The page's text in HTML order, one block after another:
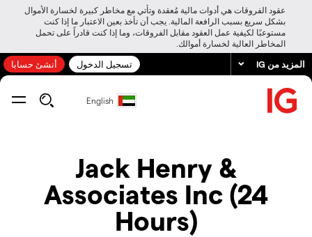
عقود الفروقات هي أدوات مالية مُعقدة وتأتي مع مخاطر كبيرة لخسارة الأموال
بشكل سريع بسبب الرافعة المالية. يجب أن تأخذ بعين الاعتبار ما إذا كنت
مستوعبًا لكيفية عمل العقود مقابل الفروقات، وما إذا كنت قادراً على تحمل
المخاطر العالية لخسارة أموالك.
المزيد من IG تسجيل الدخول أنشئ حسابا
English
Jack Henry &
Associates Inc (24
Hours)